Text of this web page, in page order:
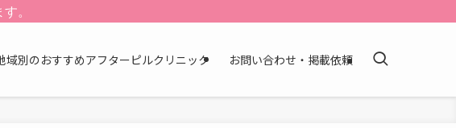
。
域別のおすすめアフターピルクリニック お問い合わせ・掲載依頼